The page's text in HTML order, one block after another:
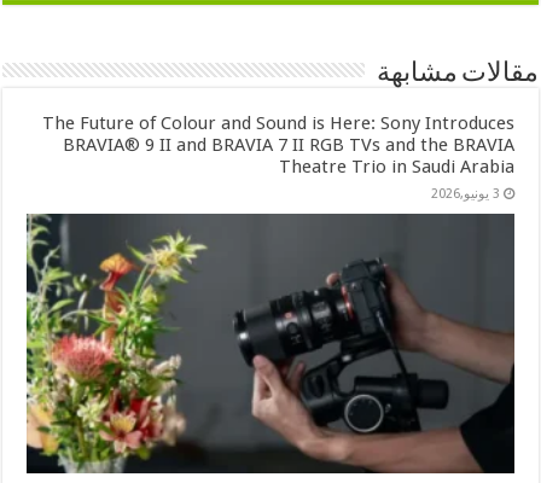
مقالات مشابهة
The Future of Colour and Sound is Here: Sony Introduces
BRAVIA® 9 II and BRAVIA 7 II RGB TVs and the BRAVIA
Theatre Trio in Saudi Arabia
3 يونيو,2026